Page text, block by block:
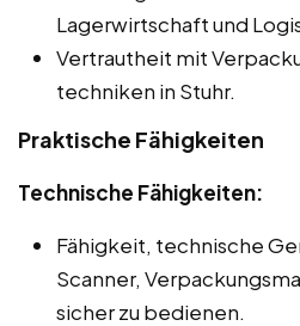
Lagerwirtschaft und
Vertrautheit mit
techniken in Stuhr.
Praktische Fähigkeiten
Technische Fähigkeiten:
Fähigkeit, technische
Scanner,
sicher zu bedienen.